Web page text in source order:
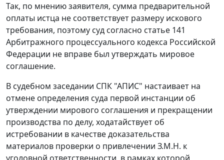
Так, по мнению заявителя, сумма предварительной
оплаты истца не соответствует размеру искового
требования, поэтому суд согласно статье 141
Арбитражного процессуального кодекса Российской
Федерации не вправе был утверждать мировое
соглашение.
В судебном заседании СПК "АПИС" настаивает на
отмене определения суда первой инстанции об
утверждении мирового соглашения и прекращении
производства по делу, ходатайствует об
истребовании в качестве доказательства
материалов проверки о привлечении З.М.Н. к